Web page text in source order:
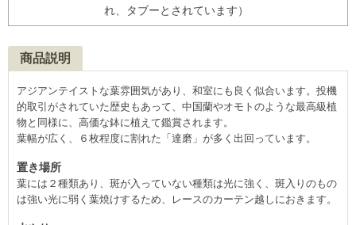
れ、タブーとされています）
商品説明
アジアンテイストな葉雰囲気があり、和室にも良く似合います。投機
的取引がされていた歴史もあって、中国蘭やオモトのような最高級植
物と同様に、高価な鉢に植えて鑑賞されます。
葉幅が広く、６枚程度に割れた「達磨」が多く出回っています。
置き場所
葉には２種類あり、斑が入っていない種類は光に強く、斑入りのもの
は強い光に弱く葉焼けするため、レースのカーテン越しにおきます。